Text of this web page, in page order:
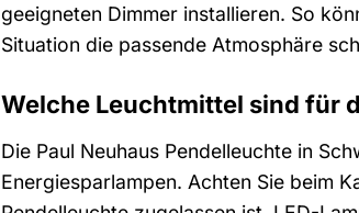
geeigneten Dimmer installieren. So
Situation die passende Atmosphäre
Welche Leuchtmittel sind für
Die Paul Neuhaus Pendelleuchte in
Energiesparlampen. Achten Sie beim